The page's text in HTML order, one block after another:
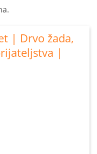
| Drvo žada,
|